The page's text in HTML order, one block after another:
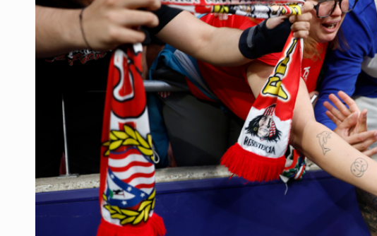
Anuncian comité ciudadano para exigir la
Quinto Patio
Créditos fiscales por anomalías suman 1,775
Tiene Zapopan las colonias más caras del
Vecinos de Torre A en Latitud Providencia
Comité de expertos abre la puerta al fracking